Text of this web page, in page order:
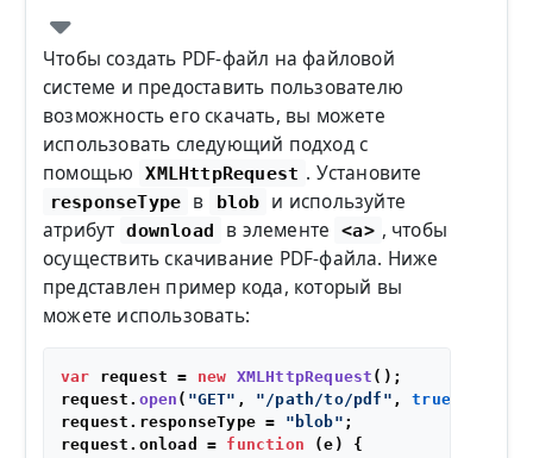
Чтобы создать PDF-файл на файловой
системе и предоставить пользователю
возможность его скачать, вы можете
использовать следующий подход с
помощью
XMLHttpRequest . Установите
responseType в blob
и используйте
атрибут
download в элементе <a> , чтобы
осуществить скачивание PDF-файла. Ниже
представлен пример кода, который вы
можете использовать:
var request = new XMLHttpRequest ();
request. open ( "GET" , "/path/to/pdf" , true
request. responseType = "blob" ;
request. onload = function (e ) {